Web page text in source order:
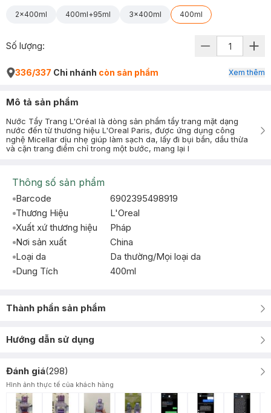
2x400ml 400ml+95ml 3x400ml 400ml
Số lượng:
336/337 Chi nhánh còn sản phẩm Xem thêm
Mô tả sản phẩm
Nước Tẩy Trang L'Oréal là dòng sản phẩm tẩy trang mặt dạng
nước đến từ thương hiệu L'Oreal Paris, được ứng dụng công
nghệ Micellar dịu nhẹ giúp làm sạch da, lấy đi bụi bẩn, dầu thừa
và cặn trang điểm chỉ trong một bước, mang lại l
Thông số sản phẩm
Barcode
6902395498919
Thương Hiệu
L'Oreal
Xuất xứ thương hiệu
Pháp
Nơi sản xuất
China
Loại da
Da thường/Mọi loại da
Dung Tích
400ml
Thành phần sản phẩm
Hướng dẫn sử dụng
Đánh giá(298)
Hình ảnh thực tế của khách hàng